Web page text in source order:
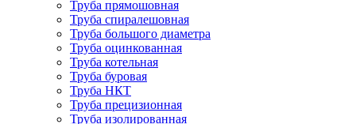
Труба прямошовная
Труба спиралешовная
Труба большого диаметра
Труба оцинкованная
Труба котельная
Труба буровая
Труба НКТ
Труба прецизионная
Труба изолированная